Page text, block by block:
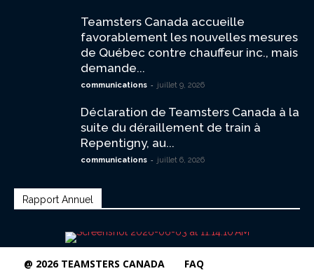
Teamsters Canada accueille
favorablement les nouvelles mesures
de Québec contre chauffeur inc., mais
demande...
communications - juillet 9, 2026
Déclaration de Teamsters Canada à la
suite du déraillement de train à
Repentigny, au...
communications - juillet 6, 2026
Rapport Annuel
@ 2026 TEAMSTERS CANADA FAQ